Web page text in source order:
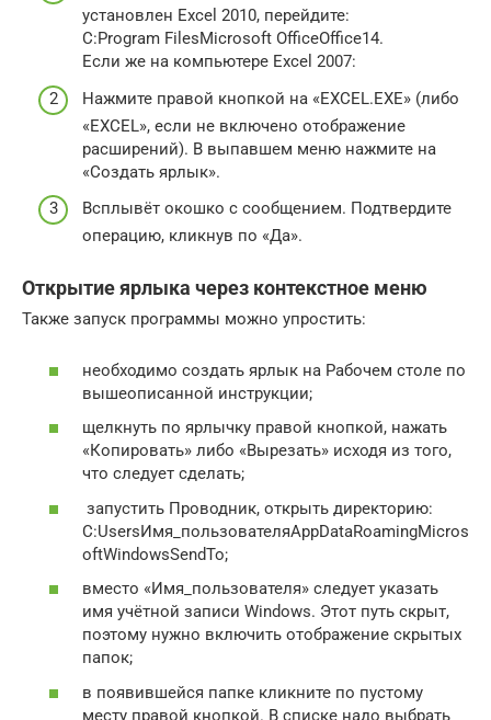
установлен Excel 2010, перейдите:
C:Program FilesMicrosoft OfficeOffice14.
Если же на компьютере Excel 2007:
Нажмите правой кнопкой на «EXCEL.EXE» (либо
«EXCEL», если не включено отображение
расширений). В выпавшем меню нажмите на
«Создать ярлык».
Всплывёт окошко с сообщением. Подтвердите
операцию, кликнув по «Да».
Открытие ярлыка через контекстное меню
Также запуск программы можно упростить:
необходимо создать ярлык на Рабочем столе по
вышеописанной инструкции;
щелкнуть по ярлычку правой кнопкой, нажать
«Копировать» либо «Вырезать» исходя из того,
что следует сделать;
запустить Проводник, открыть директорию:
C:UsersИмя_пользователяAppDataRoamingMicros
oftWindowsSendTo;
вместо «Имя_пользователя» следует указать
имя учётной записи Windows. Этот путь скрыт,
поэтому нужно включить отображение скрытых
папок;
в появившейся папке кликните по пустому
месту правой кнопкой. В списке надо выбрать